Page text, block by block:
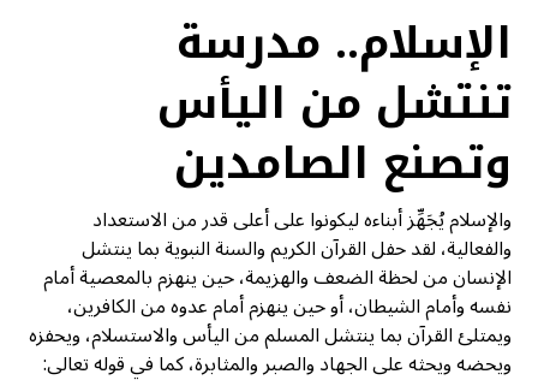
الإسلام.. مدرسة
تنتشل من اليأس
وتصنع الصامدين
والإسلام يُجَهِّز أبناءه ليكونوا على أعلى قدر من الاستعداد
والفعالية، لقد حفل القرآن الكريم والسنة النبوية بما ينتشل
الإنسان من لحظة الضعف والهزيمة، حين ينهزم بالمعصية أمام
نفسه وأمام الشيطان، أو حين ينهزم أمام عدوه من الكافرين،
ويمتلئ القرآن بما ينتشل المسلم من اليأس والاستسلام، ويحفزه
ويحضه ويحثه على الجهاد والصبر والمثابرة، كما في قوله تعالى: